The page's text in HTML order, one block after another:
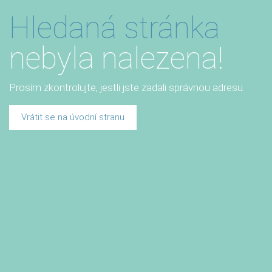
Hledaná stránka
nebyla nalezena!
Prosím zkontrolujte, jestli jste zadali správnou adresu.
Vrátit se na úvodní stranu